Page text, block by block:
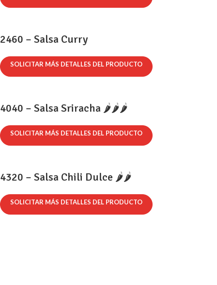
2460 – Salsa Curry
SOLICITAR MÁS DETALLES DEL PRODUCTO
4040 – Salsa Sriracha 🌶️🌶️🌶️
SOLICITAR MÁS DETALLES DEL PRODUCTO
4320 – Salsa Chili Dulce 🌶️🌶️
SOLICITAR MÁS DETALLES DEL PRODUCTO